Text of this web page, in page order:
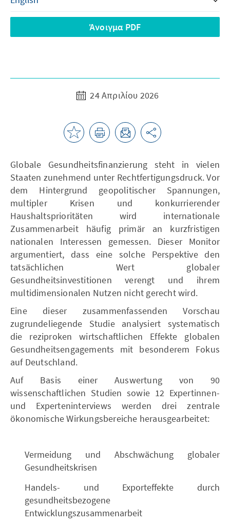
Άνοιγμα PDF
24 Απριλίου 2026
Globale Gesundheitsfinanzierung steht in vielen
Staaten zunehmend unter Rechtfertigungsdruck. Vor
dem Hintergrund geopolitischer Spannungen,
multipler Krisen und konkurrierender
Haushaltsprioritäten wird internationale
Zusammenarbeit häufig primär an kurzfristigen
nationalen Interessen gemessen. Dieser Monitor
argumentiert, dass eine solche Perspektive den
tatsächlichen Wert globaler
Gesundheitsinvestitionen verengt und ihrem
multidimensionalen Nutzen nicht gerecht wird.
Eine dieser zusammenfassenden Vorschau
zugrundeliegende Studie analysiert systematisch
die reziproken wirtschaftlichen Effekte globalen
Gesundheitsengagements mit besonderem Fokus
auf Deutschland.
Auf Basis einer Auswertung von 90
wissenschaftlichen Studien sowie 12 Expertinnen-
und Experteninterviews werden drei zentrale
ökonomische Wirkungsbereiche herausgearbeitet:
Vermeidung und Abschwächung globaler
Gesundheitskrisen
Handels- und Exporteﬀekte durch
gesundheitsbezogene
Entwicklungszusammenarbeit